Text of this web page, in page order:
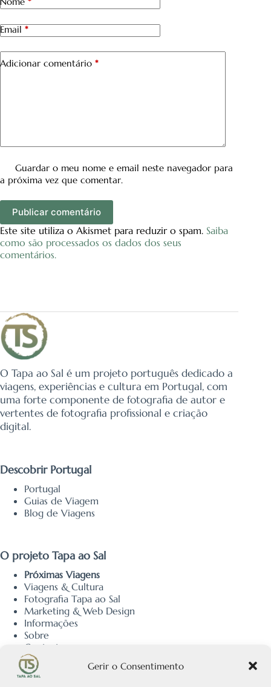
Gerir o Consentimento
Email *
Adicionar comentário *
Guardar o meu nome e email neste navegador para
a próxima vez que comentar.
Publicar comentário
Este site utiliza o Akismet para reduzir o spam. Saiba
como são processados os dados dos seus
comentários.
O Tapa ao Sal é um projeto português dedicado a
viagens, experiências e cultura em Portugal, com
uma forte componente de fotografia de autor e
vertentes de fotografia profissional e criação
digital.
Descobrir Portugal
Portugal
Guias de Viagem
Blog de Viagens
O projeto Tapa ao Sal
Próximas Viagens
Viagens & Cultura
Fotografia Tapa ao Sal
Marketing & Web Design
Informações
Sobre
Contacto
Política de Privacidade
Política de Cookies